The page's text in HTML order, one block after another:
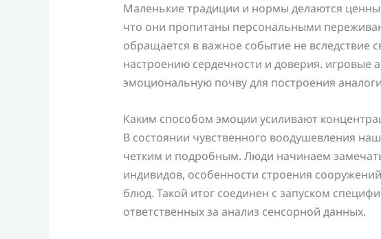
Маленькие традиции и нормы делаются
что они пропитаны персональными
обращается в важное событие не
настроению сердечности и доверия. игровые
эмоциональную почву для построения
Каким способом эмоции усиливают
В состоянии чувственного воодушевления
четким и подробным. Люди начинаем
индивидов, особенности строения
блюд. Такой итог соединен с запуском
ответственных за анализ сенсорной данных.